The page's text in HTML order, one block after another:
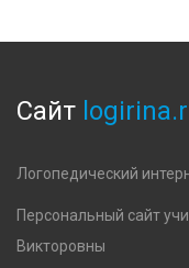
Сайт
Логопедический
Персональный сайт
Викторовны